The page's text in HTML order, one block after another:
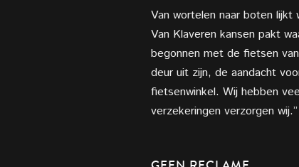
Van wortelen naar boten
Van Klaveren kansen pakt
begonnen met de fietsen
deur uit zijn, de aandacht
fietsenwinkel. Wij hebben
verzekeringen verzorgen